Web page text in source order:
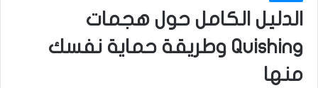
الدليل الكامل حول هجمات
Quishing وطريقة حماية نفسك
منها